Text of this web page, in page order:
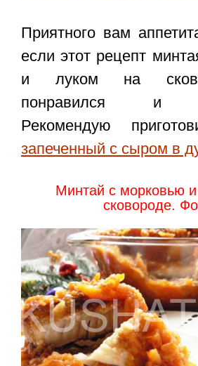
Приятного вам
если этот рецепт
и луком на
понравился и
Рекомендую
запеченный с сыром в
Минтай с морковью
сковороде.